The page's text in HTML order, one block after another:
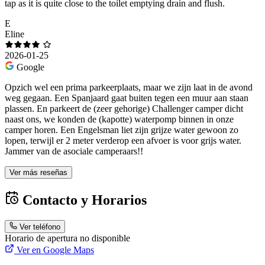
tap as it is quite close to the toilet emptying drain and flush.
E
Eline
2026-01-25
Google
Opzich wel een prima parkeerplaats, maar we zijn laat in de avond
weg gegaan. Een Spanjaard gaat buiten tegen een muur aan staan
plassen. En parkeert de (zeer gehorige) Challenger camper dicht
naast ons, we konden de (kapotte) waterpomp binnen in onze
camper horen. Een Engelsman liet zijn grijze water gewoon zo
lopen, terwijl er 2 meter verderop een afvoer is voor grijs water.
Jammer van de asociale camperaars!!
Ver más reseñas
Contacto y Horarios
Ver teléfono
Horario de apertura no disponible
Ver en Google Maps